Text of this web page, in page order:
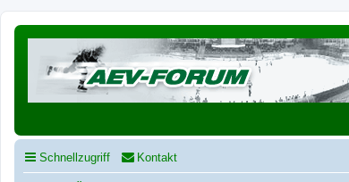
Schnellzugriff Kontakt